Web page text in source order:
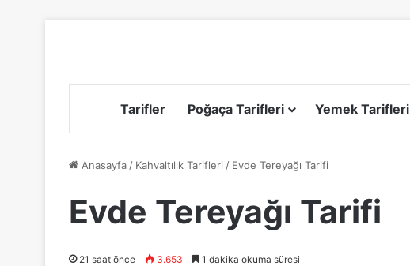
Tarifler Poğaça Tarifleri Yemek Tarifleri
Anasayfa / Kahvaltılık Tarifleri / Evde Tereyağı Tarifi
Evde Tereyağı Tarifi
21 saat önce 3.653 1 dakika okuma süresi